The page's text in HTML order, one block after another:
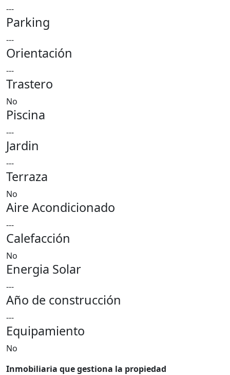
---
Parking
---
Orientación
---
Trastero
No
Piscina
---
Jardin
---
Terraza
No
Aire Acondicionado
---
Calefacción
No
Energia Solar
---
Año de construcción
---
Equipamiento
No
Inmobiliaria que gestiona la propiedad